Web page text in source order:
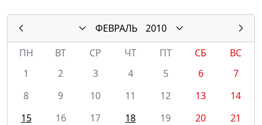
ФЕВРАЛЬ
2010
ПН
ВТ СР ЧТ ПТ СБ
ВС
1
2 3 4 5 6
7
8
9 10 11 12 13
14
15
16 17 18 19 20
21